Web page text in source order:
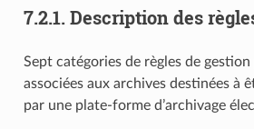
7.2.1. Description des
Sept catégories de règles de
associées aux archives destinées à
par une plate-forme d’archivage